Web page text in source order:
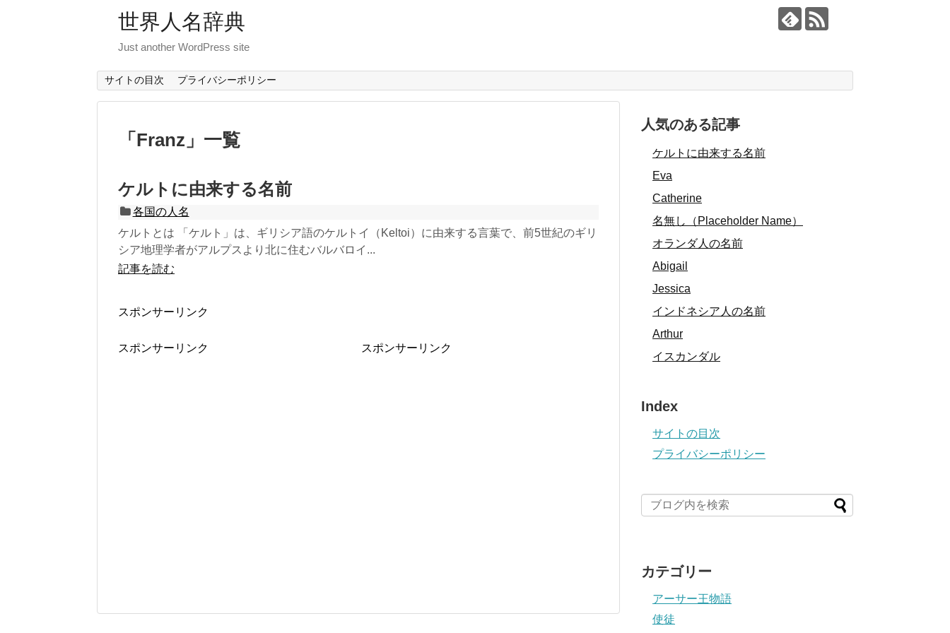
世界人名辞典
Just another WordPress site
サイトの目次 プライバシーポリシー
「 Franz 」 一覧
ケルトに由来する名前
各国の人名
ケルトとは 「ケルト」は、ギリシア語のケルトイ（Keltoi）に由来する言葉で、前5世紀のギリ
シア地理学者がアルプスより北に住むバルバロイ...
記事を読む
スポンサーリンク
スポンサーリンク スポンサーリンク
人気のある記事
ケルトに由来する名前
Eva
Catherine
名無し（Placeholder Name）
オランダ人の名前
Abigail
Jessica
インドネシア人の名前
Arthur
イスカンダル
Index
サイトの目次
プライバシーポリシー
カテゴリー
アーサー王物語
使徒